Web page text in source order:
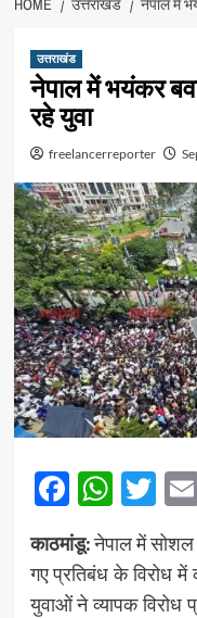
HOME उत्तराखंड नेपाल में
उत्तराखंड
नेपाल में भयंकर
रहे युवा
freelancerreporter
काठमांडू:नेपाल में सोशल
गए प्रतिबंध के विरोध
युवाओं ने व्यापक विरोध